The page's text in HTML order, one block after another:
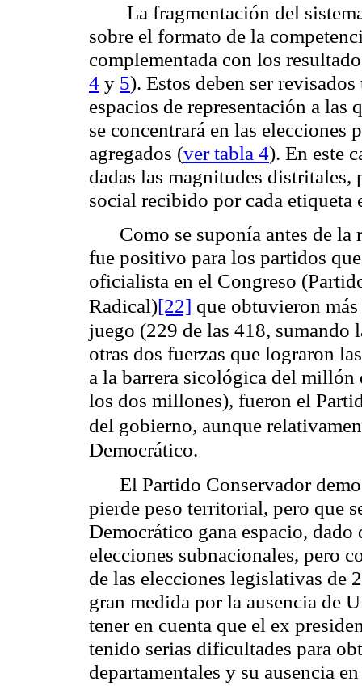
La fragmentación del
sobre el formato de la
complementada con los
4 y 5). Estos deben ser
espacios de representación a
se concentrará en las elecciones
agregados (ver tabla 4). En este
dadas las magnitudes
social recibido por cada
Como se suponía antes de
fue positivo para los partidos
oficialista en el Congreso
Radical)[22] que obtuvieron
juego (229 de las 418, sumando
otras dos fuerzas que lograron
a la barrera sicológica del
los dos millones), fueron el
del gobierno, aunque
Democrático.
El Partido Conservador
pierde peso territorial, pero que
Democrático gana espacio, dado
elecciones subnacionales, pero
de las elecciones legislativas de
gran medida por la ausencia de
tener en cuenta que el ex
tenido serias dificultades para
departamentales y su ausencia